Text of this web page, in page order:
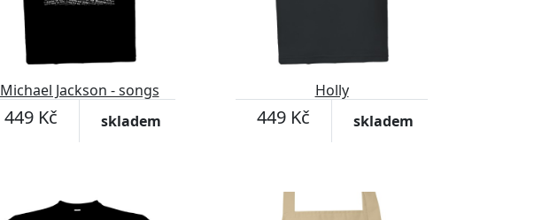
Michael Jackson - songs
449 Kč skladem
Holly
449 Kč skladem